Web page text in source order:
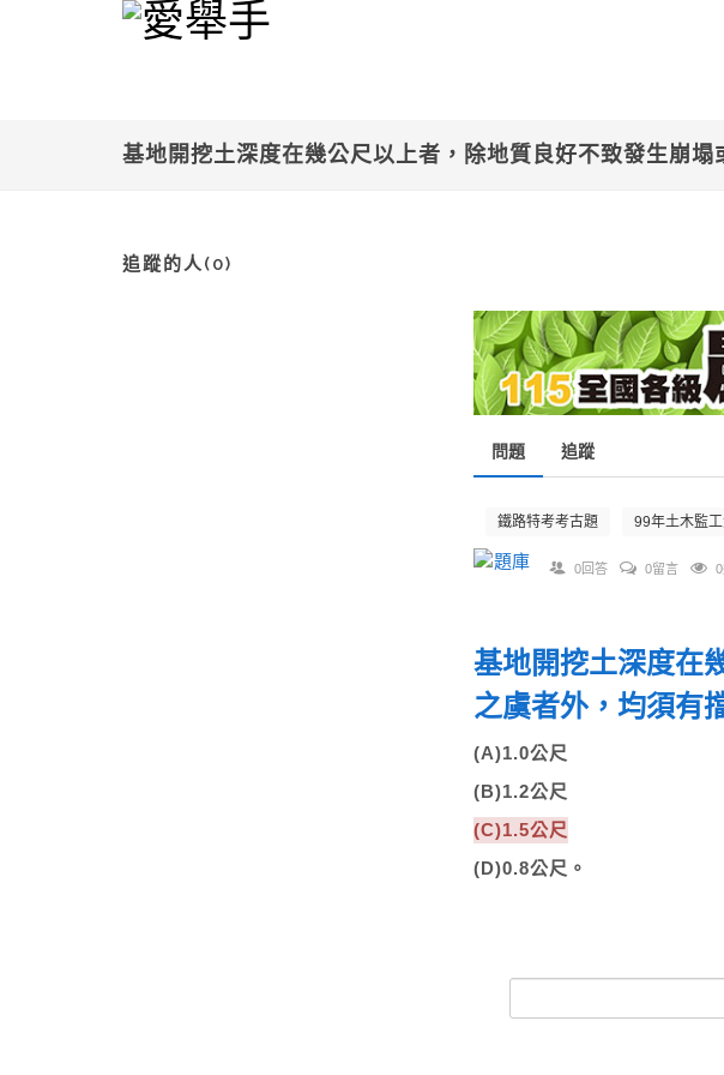
基地開挖土深度在幾公尺以上者，除地質良好不致發生崩
追蹤的人(0)
問題 追蹤
鐵路特考考古題 99年土木監
0回答 0留言
基地開挖土深度在
之虞者外，均須有
(A)1.0公尺
(B)1.2公尺
(C)1.5公尺
(D)0.8公尺。